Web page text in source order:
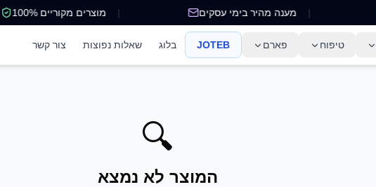
מוצרים מקוריים 100% מענה מהיר בימי עסקים
טיפוח פארם JOTEB בלוג שאלות נפוצות צור קשר
🔍
המוצר לא נמצא